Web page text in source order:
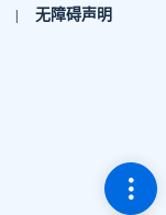
切
无障碍声明